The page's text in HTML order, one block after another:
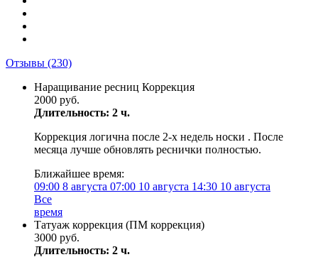
Отзывы (230)
Наращивание ресниц Коррекция
2000 руб.
Длительность: 2 ч.
Коррекция логична после 2-х недель носки . После
месяца лучше обновлять реснички полностью.
Ближайшее время:
09:00 8 августа 07:00 10 августа 14:30 10 августа
Все
время
Татуаж коррекция (ПМ коррекция)
3000 руб.
Длительность: 2 ч.